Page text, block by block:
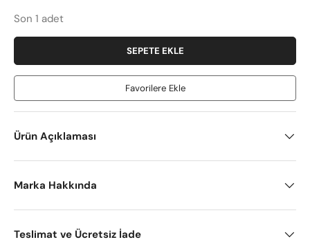
Son 1 adet
SEPETE EKLE
Favorilere Ekle
Ürün Açıklaması
Marka Hakkında
Teslimat ve Ücretsiz İade